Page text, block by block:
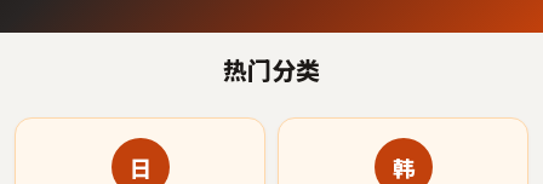
热门分类
日 韩